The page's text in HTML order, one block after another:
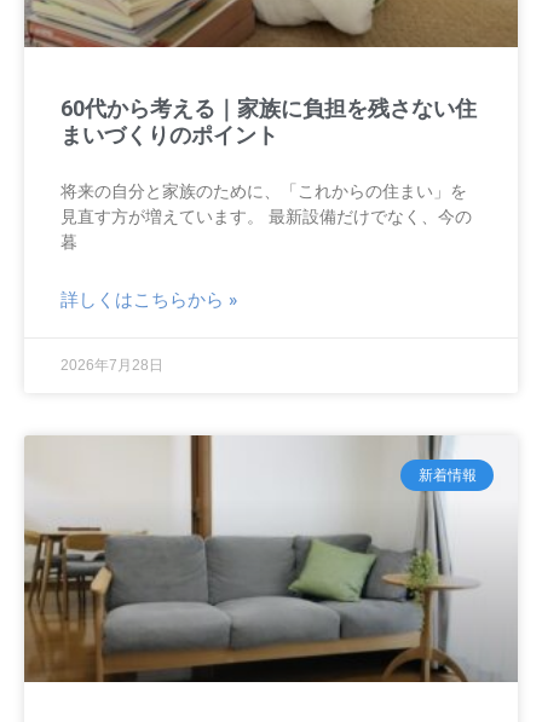
60代から考える｜家族に負担を残さない住
まいづくりのポイント
将来の自分と家族のために、「これからの住まい」を
見直す方が増えています。 最新設備だけでなく、今の
暮
詳しくはこちらから »
2026年7月28日
新着情報